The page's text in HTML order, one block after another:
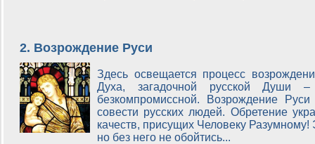
2. Возрождение Руси
Здесь освещается процесс
Духа, загадочной русской Души
безкомпромиссной. Возрождение
совести русских людей. Обретение
качеств, присущих Человеку
но без него не обойтись...